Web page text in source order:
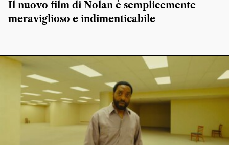
Il nuovo film di Nolan è semplicemente
meraviglioso e indimenticabile